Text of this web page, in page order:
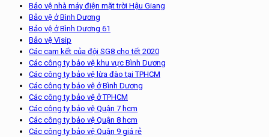
Bảo vệ nhà máy điện mặt trời Hậu Giang
Bảo vệ ở Bình Dương
Bảo vệ ở Bình Dương 61
Bảo vệ Visip
Các cam kết của đội SG8 cho tết 2020
Các công ty bảo vệ khu vực Bình Dương
Các công ty bảo vệ lừa đào tại TPHCM
Các công ty bảo vệ ở Bình Dương
Các công ty bảo vệ ở TPHCM
Các công ty bảo vệ Quận 7 hcm
Các công ty bảo vệ Quận 8 hcm
Các công ty bảo vệ Quận 9 giá rẻ